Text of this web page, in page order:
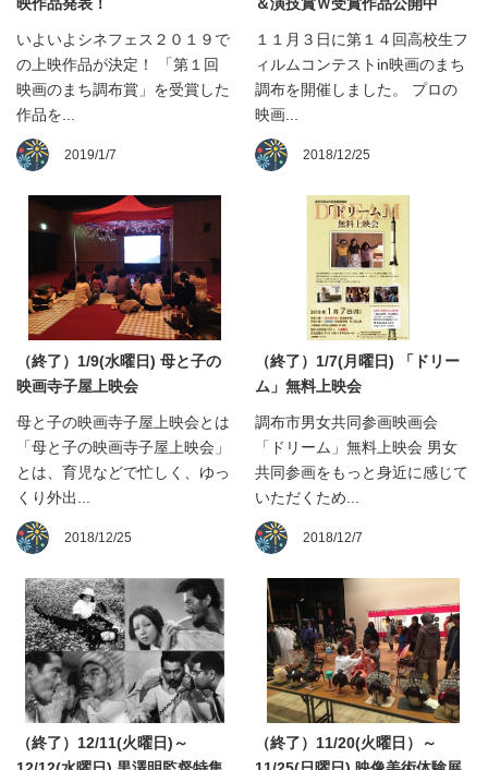
いよいよシネフェス２０１９で
の上映作品が決定！ 「第１回
映画のまち調布賞」を受賞した
作品を...
2019/1/7
１１月３日に第１４回高校生フ
ィルムコンテストin映画のまち
調布を開催しました。 プロの
映画...
2018/12/25
（終了）1/9(水曜日) 母と子の
映画寺子屋上映会
母と子の映画寺子屋上映会とは
「母と子の映画寺子屋上映会」
とは、育児などで忙しく、ゆっ
くり外出...
2018/12/25
（終了）1/7(月曜日) 「ドリー
ム」無料上映会
調布市男女共同参画映画会
「ドリーム」無料上映会 男女
共同参画をもっと身近に感じて
いただくため...
2018/12/7
（終了）12/11(火曜日)～
（終了）11/20(火曜日）～